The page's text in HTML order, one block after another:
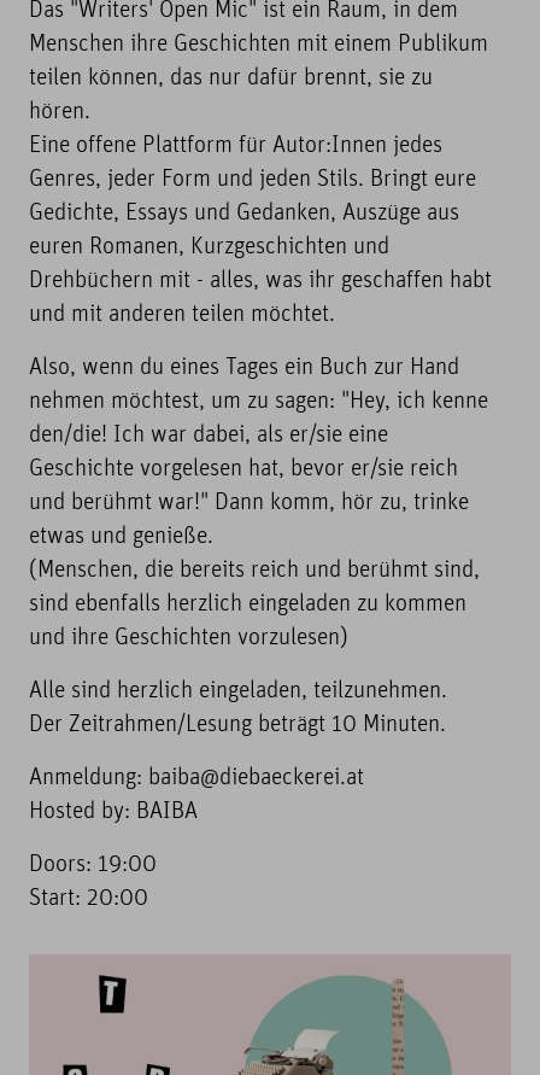
Das "Writers' Open Mic" ist ein Raum, in dem
Menschen ihre Geschichten mit einem Publikum
teilen können, das nur dafür brennt, sie zu
hören.
Eine offene Plattform für Autor:Innen jedes
Genres, jeder Form und jeden Stils. Bringt eure
Gedichte, Essays und Gedanken, Auszüge aus
euren Romanen, Kurzgeschichten und
Drehbüchern mit - alles, was ihr geschaffen habt
und mit anderen teilen möchtet.
Also, wenn du eines Tages ein Buch zur Hand
nehmen möchtest, um zu sagen: "Hey, ich kenne
den/die! Ich war dabei, als er/sie eine
Geschichte vorgelesen hat, bevor er/sie reich
und berühmt war!" Dann komm, hör zu, trinke
etwas und genieße.
(Menschen, die bereits reich und berühmt sind,
sind ebenfalls herzlich eingeladen zu kommen
und ihre Geschichten vorzulesen)
Alle sind herzlich eingeladen, teilzunehmen.
Der Zeitrahmen/Lesung beträgt 10 Minuten.
Anmeldung: baiba@diebaeckerei.at
Hosted by: BAIBA
Doors: 19:00
Start: 20:00